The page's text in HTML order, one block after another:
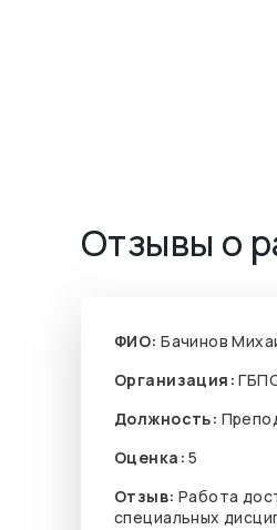
Отзывы о
ФИО: Бачинов
Организация:
Должность:
Оценка: 5
Отзыв: Работа
специальных